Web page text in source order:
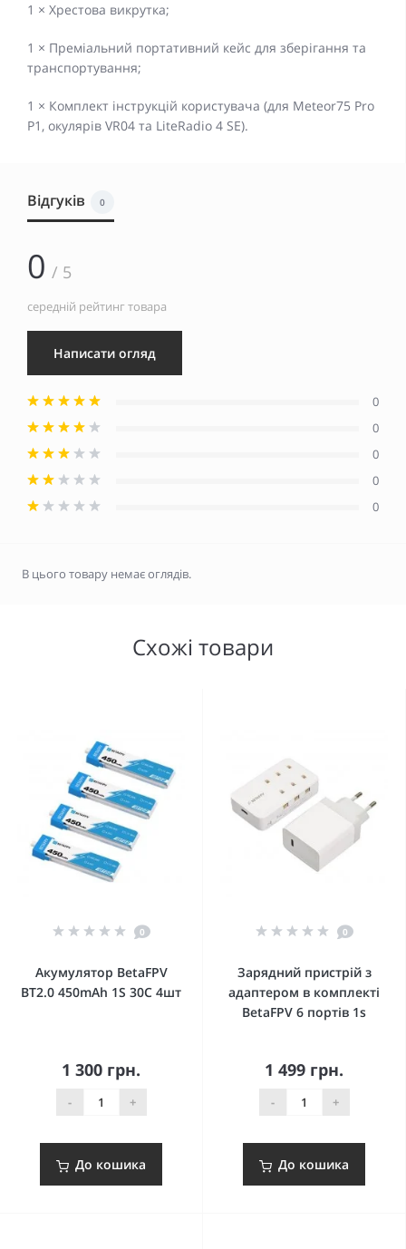
1 × Хрестова викрутка;
1 × Преміальний портативний кейс для зберігання та
транспортування;
1 × Комплект інструкцій користувача (для Meteor75 Pro
P1, окулярів VR04 та LiteRadio 4 SE).
Відгуків 0
0 / 5
середній рейтинг товара
Написати огляд
0
0
0
0
0
В цього товару немає оглядів.
Схожі товари
0
Акумулятор BetaFPV
BT2.0 450mAh 1S 30C 4шт
1 300 грн.
- +
До кошика
0
Зарядний пристрій з
адаптером в комплекті
BetaFPV 6 портів 1s
1 499 грн.
- +
До кошика